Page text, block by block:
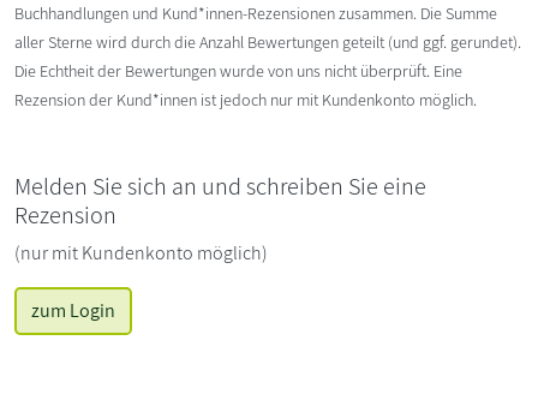
Buchhandlungen und Kund*innen-Rezensionen zusammen. Die Summe
aller Sterne wird durch die Anzahl Bewertungen geteilt (und ggf. gerundet).
Die Echtheit der Bewertungen wurde von uns nicht überprüft. Eine
Rezension der Kund*innen ist jedoch nur mit Kundenkonto möglich.
Melden Sie sich an und schreiben Sie eine
Rezension
(nur mit Kundenkonto möglich)
zum Login